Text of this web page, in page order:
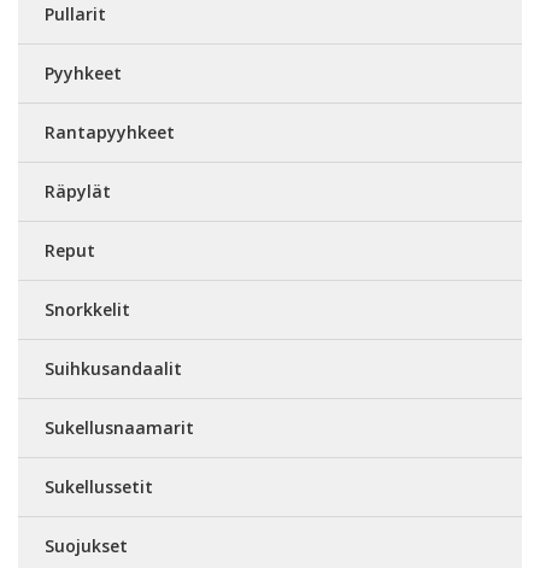
Pullarit
Pyyhkeet
Rantapyyhkeet
Räpylät
Reput
Snorkkelit
Suihkusandaalit
Sukellusnaamarit
Sukellussetit
Suojukset